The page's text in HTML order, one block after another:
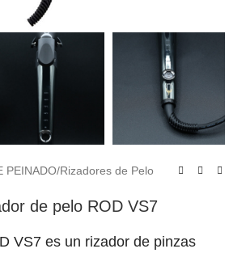
PEINADO/Rizadores de Pelo
de pelo ROD VS7
VS7 es un rizador de pinzas